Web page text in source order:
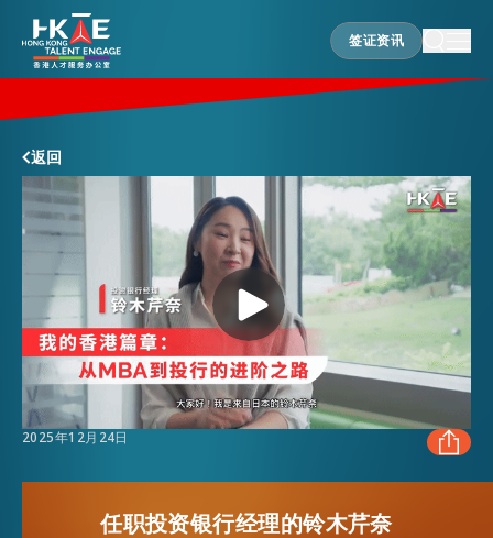
签证资讯
签证资讯
香港优势
居港须知
人才支援
就业资讯
在港营商
返回
2025年12月24日
FACEBOOK
任职投资银行经理的铃木芹奈